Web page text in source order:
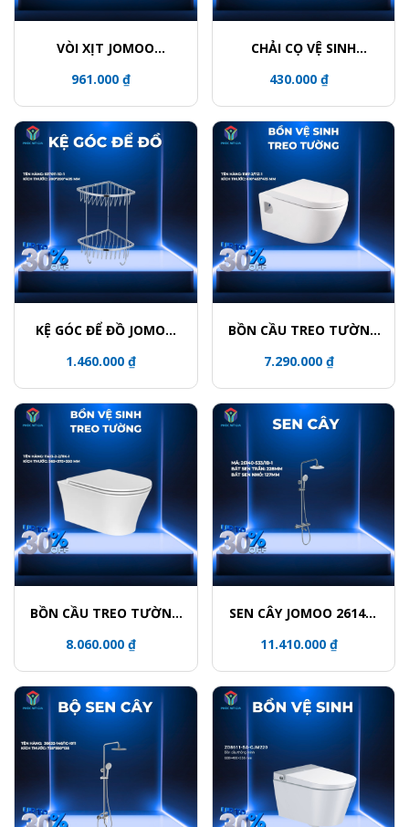
VÒI XỊT JOMOO
961.000 ₫
CHẢI CỌ VỆ SINH
430.000 ₫
KỆ GÓC ĐỂ ĐỒ JOMOO
1.460.000 ₫
BỒN CẦU TREO TƯỜNG
7.290.000 ₫
BỒN CẦU TREO TƯỜNG
8.060.000 ₫
SEN CÂY JOMOO 26140-
11.410.000 ₫